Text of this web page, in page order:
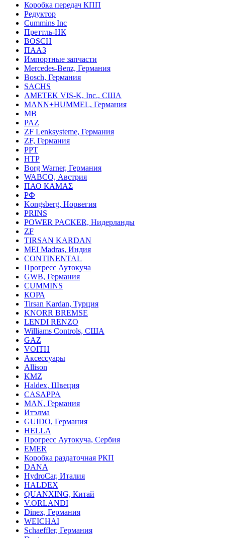
Коробка передач КПП
Редуктор
Cummins Inc
Преттль-НК
BOSCH
ПААЗ
Импортные запчасти
Mercedes-Benz, Германия
Bosch, Германия
SACHS
AMETEK VIS-K, Inc., США
MANN+HUMMEL, Германия
MB
PAZ
ZF Lenksysteme, Германия
ZF, Германия
PPT
HTP
Borg Warner, Германия
WABCO, Австрия
ПАО КАМАΣ
РФ
Kongsberg, Норвегия
PRINS
POWER PACKER, Нидерланды
ZF
TIRSAN KARDAN
MEI Madras, Индия
CONTINENTAL
Прогресс Аутокуча
GWB, Германия
CUMMINS
КОРА
Tirsan Kardan, Турция
KNORR BREMSE
LENDI RENZO
Williams Controls, США
GAZ
VOITH
Аксессуары
Allison
KMZ
Haldex, Швеция
CASAPPA
MAN, Германия
Итэлма
GUIDO, Германия
HELLA
Прогресс Аутокуча, Сербия
EMER
Коробка раздаточная РКП
DANA
HydroCar, Италия
HALDEX
QUANXING, Китай
V.ORLANDI
Dinex, Германия
WEICHAI
Schaeffler, Германия